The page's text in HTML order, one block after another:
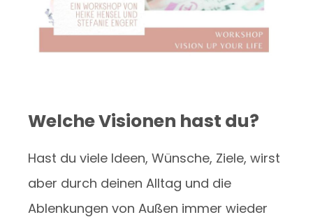
Welche Visionen hast du?
Hast du viele Ideen, Wünsche, Ziele, wirst
aber durch deinen Alltag und die
Ablenkungen von Außen immer wieder